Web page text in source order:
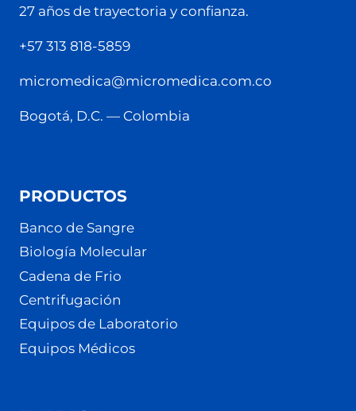
27 años de trayectoria y confianza.
+57 313 818-5859
micromedica@micromedica.com.co
Bogotá, D.C. — Colombia
PRODUCTOS
Banco de Sangre
Biología Molecular
Cadena de Frio
Centrifugación
Equipos de Laboratorio
Equipos Médicos